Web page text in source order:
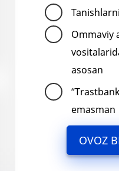
Ommaviy
asosan
emasman
OVOZ